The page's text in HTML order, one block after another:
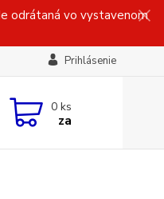
odrátaná vo vystavenom
Prihlásenie
0 ks
za